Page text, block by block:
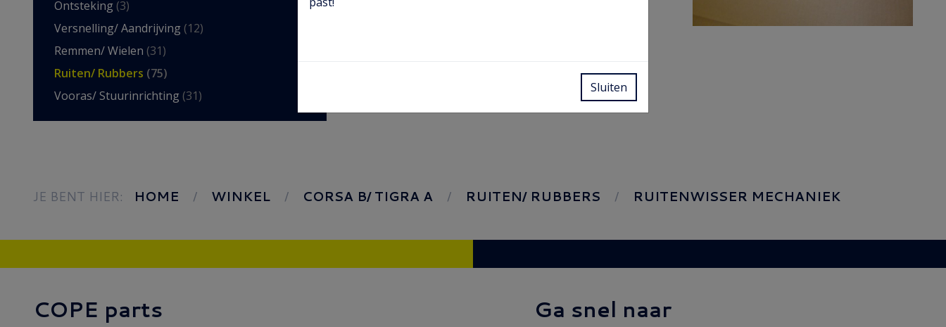
Ontsteking (3)
Versnelling/ Aandrijving (12)
Remmen/ Wielen (31)
Ruiten/ Rubbers (75)
Vooras/ Stuurinrichting (31)
JE BENT HIER: HOME WINKEL CORSA B/ TIGRA A RUITEN/ RUBBERS RUITENWISSER MECHANIEK
COPE parts Ga snel naar
Sluiten